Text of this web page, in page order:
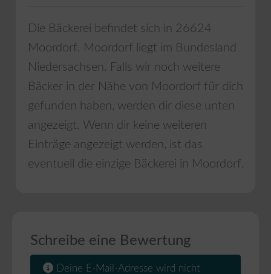
Die Bäckerei befindet sich in 26624
Moordorf. Moordorf liegt im Bundesland
Niedersachsen . Falls wir noch weitere
Bäcker in der Nähe von Moordorf für dich
gefunden haben, werden dir diese unten
angezeigt. Wenn dir keine weiteren
Einträge angezeigt werden, ist das
eventuell die einzige Bäckerei in Moordorf.
Schreibe eine Bewertung
Deine E-Mail-Adresse wird nicht